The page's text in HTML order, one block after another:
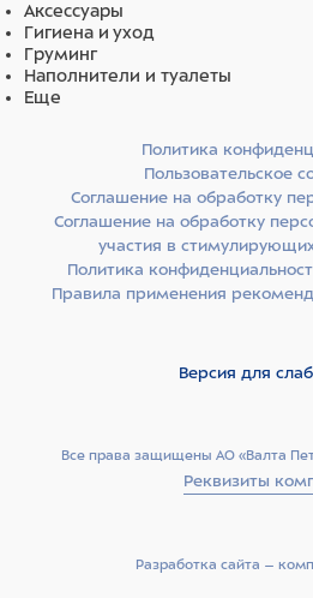
вес питомца, стабилизирует
Утка и индейка — отличные
аминокислот, витаминов и
крахмал и экстракт семян
низкий гликемический индекс, а
дольше чувствует себя сытым и
Источники клетчатки —
гороха и люцерновая мука.
способствует здоровью
и многие другие. Суперфуды
витаминов, биологически
Попробуйте Craftia, ощутите
Аксессуары
Гигиена и уход
Груминг
Наполнители и туалеты
Еще
Все права защищены АО «Валта
Реквизиты
Политика
Пользовательское
Соглашение на обработку
Соглашение на обработку
участия в
Политика
Правила применения
Версия для
Разработка сайта –­